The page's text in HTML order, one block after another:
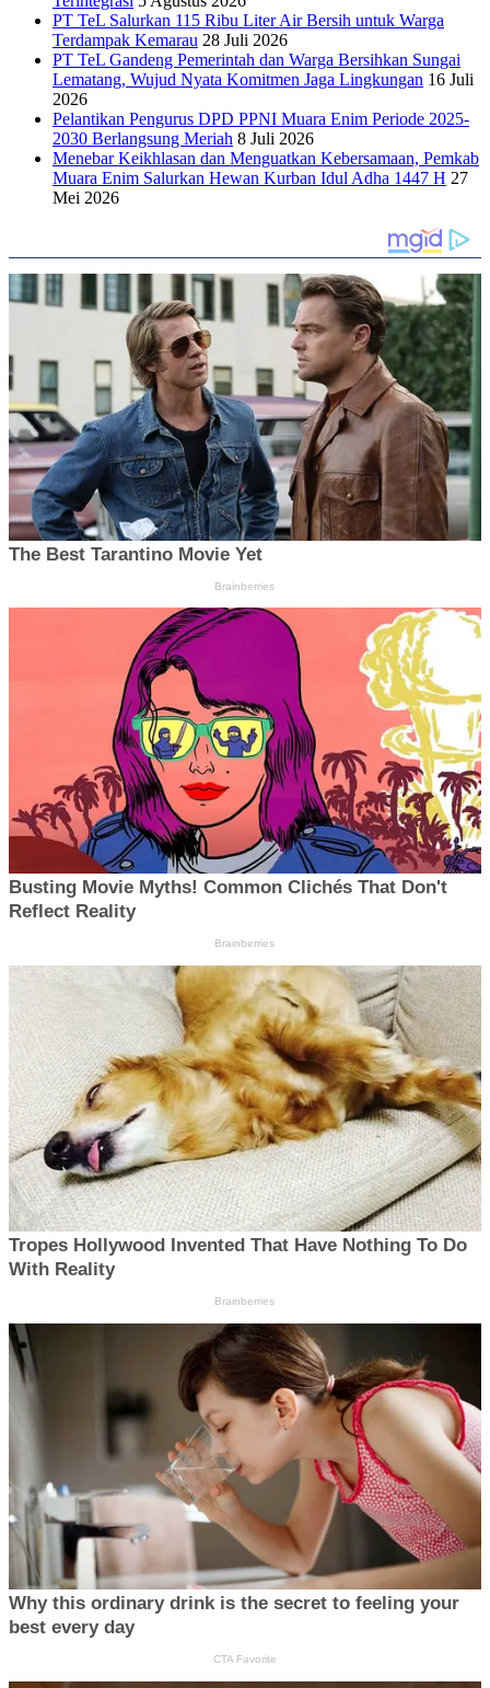
PT TeL Salurkan 115 Ribu Liter Air Bersih untuk Warga
Terdampak Kemarau 28 Juli 2026
PT TeL Gandeng Pemerintah dan Warga Bersihkan Sungai
Lematang, Wujud Nyata Komitmen Jaga Lingkungan 16 Juli
2026
Pelantikan Pengurus DPD PPNI Muara Enim Periode 2025-
2030 Berlangsung Meriah 8 Juli 2026
Menebar Keikhlasan dan Menguatkan Kebersamaan, Pemkab
Muara Enim Salurkan Hewan Kurban Idul Adha 1447 H 27
Mei 2026